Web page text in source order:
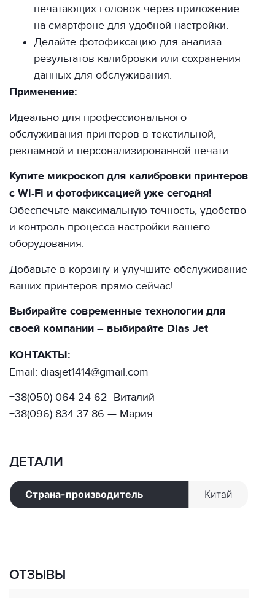
печатающих головок через приложение
на смартфоне для удобной настройки.
Делайте фотофиксацию для анализа
результатов калибровки или сохранения
данных для обслуживания.
Применение:
Идеально для профессионального
обслуживания принтеров в текстильной,
рекламной и персонализированной печати.
Купите микроскоп для калибровки принтеров
с Wi-Fi и фотофиксацией уже сегодня!
Обеспечьте максимальную точность, удобство
и контроль процесса настройки вашего
оборудования.
Добавьте в корзину и улучшите обслуживание
ваших принтеров прямо сейчас!
Выбирайте современные технологии для
своей компании – выбирайте Dias Jet
КОНТАКТЫ:
Email: diasjet1414@gmail.com
+38(050) 064 24 62- Виталий
+38(096) 834 37 86 — Мария
ДЕТАЛИ
Страна-производитель Китай
ОТЗЫВЫ